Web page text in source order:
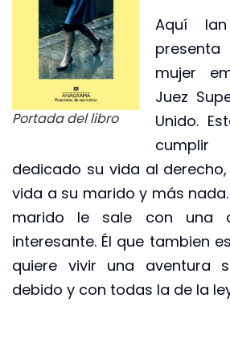
Portada del libro
Aquí
mujer
Juez
Unido.
dedicado su vida al
vida a su marido y más
marido le sale con una
interesante. Él que tambien
quiere vivir una aventura
debido y con todas la de la